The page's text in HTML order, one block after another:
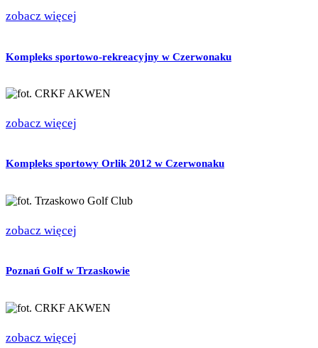
zobacz więcej
Kompleks sportowo-rekreacyjny w Czerwonaku
zobacz więcej
Kompleks sportowy Orlik 2012 w Czerwonaku
zobacz więcej
Poznań Golf w Trzaskowie
zobacz więcej